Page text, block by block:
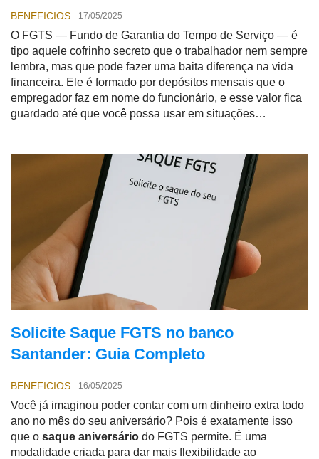
BENEFICIOS - 17/05/2025
O FGTS — Fundo de Garantia do Tempo de Serviço — é
tipo aquele cofrinho secreto que o trabalhador nem sempre
lembra, mas que pode fazer uma baita diferença na vida
financeira. Ele é formado por depósitos mensais que o
empregador faz em nome do funcionário, e esse valor fica
guardado até que você possa usar em situações
Solicite Saque FGTS no banco
Santander: Guia Completo
BENEFICIOS - 16/05/2025
Você já imaginou poder contar com um dinheiro extra todo
ano no mês do seu aniversário? Pois é exatamente isso
que o saque aniversário do FGTS permite. É uma
modalidade criada para dar mais flexibilidade ao